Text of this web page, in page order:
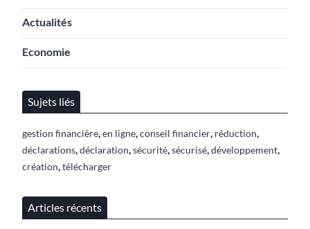
Actualités
Economie
Sujets liés
gestion financière,en ligne,conseil financier, réduction,
déclarations,déclaration,sécurité,sécurisé,développement,
création,télécharger
Articles récents